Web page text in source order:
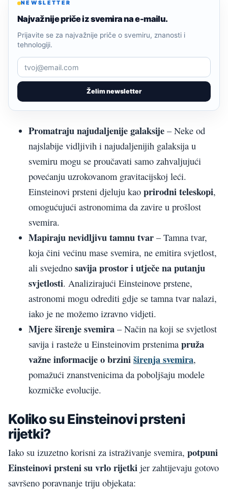
NEWSLETTER
Najvažnije priče iz svemira na e-mailu.
Želim newsletter
Prijavite se za najvažnije priče o svemiru, znanosti i
tehnologiji.
Promatraju najudaljenije galaksije – Neke od
najslabije vidljivih i najudaljenijih galaksija u
svemiru mogu se proučavati samo zahvaljujući
povećanju uzrokovanom gravitacijskoj leći.
Einsteinovi prsteni djeluju kao prirodni teleskopi,
omogućujući astronomima da zavire u prošlost
svemira.
Mapiraju nevidljivu tamnu tvar – Tamna tvar,
koja čini većinu mase svemira, ne emitira svjetlost,
ali svejedno savija prostor i utječe na putanju
svjetlosti. Analizirajući Einsteinove prstene,
astronomi mogu odrediti gdje se tamna tvar nalazi,
iako je ne možemo izravno vidjeti.
Mjere širenje svemira – Način na koji se svjetlost
savija i rasteže u Einsteinovim prstenima pruža
važne informacije o brziniširenja svemira,
pomažući znanstvenicima da poboljšaju modele
kozmičke evolucije.
Koliko su Einsteinovi prsteni
rijetki?
Iako su izuzetno korisni za istraživanje svemira, potpuni
Einsteinovi prsteni su vrlo rijetki jer zahtijevaju gotovo
savršeno poravnanje triju objekata: